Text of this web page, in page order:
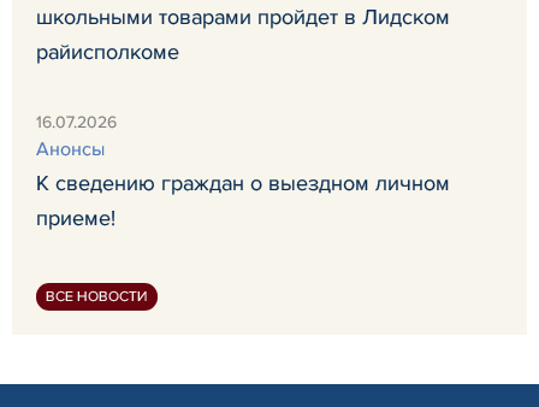
школьными товарами пройдет в Лидском
райисполкоме
16.07.2026
Анонсы
К сведению граждан о выездном личном
приеме!
ВСЕ НОВОСТИ